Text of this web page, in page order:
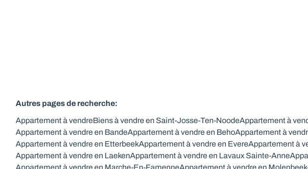
Autres pages de recherche:
Appartement à vendreBiens à vendre en Saint-Josse-Ten-NoodeAppartement à
Appartement à vendre en BandeAppartement à vendre en BehoAppartement à
Appartement à vendre en EtterbeekAppartement à vendre en EvereAppartement à
Appartement à vendre en LaekenAppartement à vendre en Lavaux Sainte-Anne